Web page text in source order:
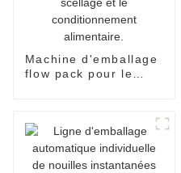
Machine d'emballage
flow pack pour le
bonbons, le scellage
et le conditionnement
alimentaire.